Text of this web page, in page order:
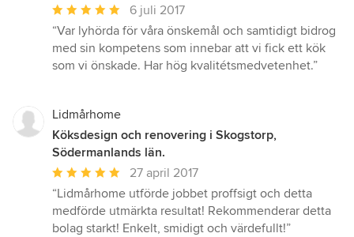
Genomsnittligt
omdöme:
5
av
6 juli 2017
“Var lyhörda för våra önskemål och samtidigt bidrog
med sin kompetens som innebar att vi fick ett kök
som vi önskade. Har hög kvalitétsmedvetenhet.”
Lidmårhome
Köksdesign och renovering i Skogstorp,
Södermanlands län.
Genomsnittligt
omdöme:
5
av
27 april 2017
“Lidmårhome utförde jobbet proffsigt och detta
medförde utmärkta resultat! Rekommenderar detta
bolag starkt! Enkelt, smidigt och värdefullt!”